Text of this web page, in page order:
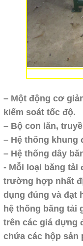
– Một động cơ
kiểm soát tốc độ.
– Bộ con lăn,
– Hệ thống khung
– Hệ thống dây
- Mỗi loại băng
trường hợp nhất
dụng đúng và đạt
hệ thống băng tải
trên các giá dựng
chứa các hộp sản